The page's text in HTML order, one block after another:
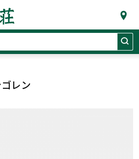
レン